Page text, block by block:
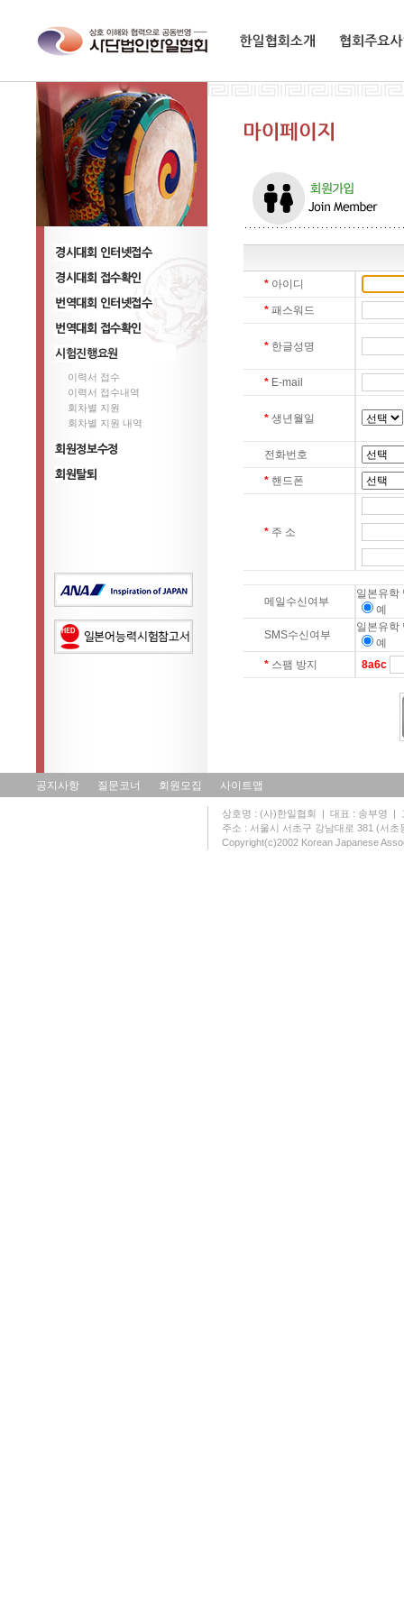
경기대회 참가신청
경시대회 신청 ,변경
번역대회 참가신청
번역대회 신청 ,변경
시험진행요원
이력서 접수
이력서 접수내역
회차별 지원
회차별 지원 내역
정보수정
* 아이디
* 패스워드
* 한글성명
* E-mail
* 생년월일
전화번호
* 핸드폰
* 주 소
메일수신여부
일본유학
SMS수신여부
일본유학
* 스팸 방지 8a6c
공지사항 질문코너 회원모집 사이트맵
상호명 : (사)한일협회 | 대표 : 송부영 |
주소 : 서울시 서초구 강남대로 381 (서
Copyright(c)2002 Korean Japanese